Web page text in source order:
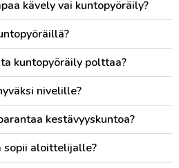
kävely vai kuntopyöräily?
kuntopyöräily polttaa?
nivelille?
kestävyyskuntoa?
sopii aloittelijalle?